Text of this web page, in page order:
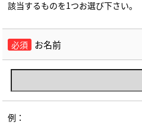
該当するものを1つお選び下さい。
必須 お名前
例：